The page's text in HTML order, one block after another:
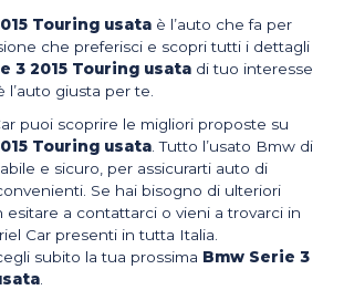
Touring usata è l’auto che fa per
che preferisci e scopri tutti i dettagli
3 2015 Touring usata di tuo interesse
l’auto giusta per te.
puoi scoprire le migliori proposte su
Touring usata . Tutto l’usato Bmw di
e sicuro, per assicurarti auto di
Se hai bisogno di ulteriori
esitare a contattarci o vieni a trovarci in
Car presenti in tutta Italia.
subito la tua prossima Bmw Serie 3